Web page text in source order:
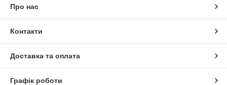
Про нас
Контакти
Доставка та оплата
Графік роботи